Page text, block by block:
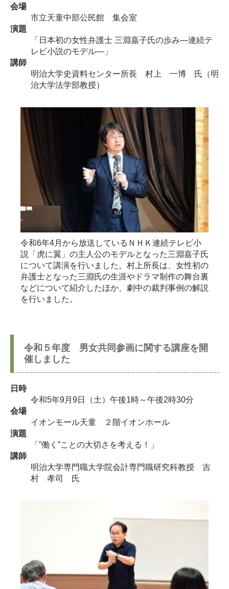
会場
市立天童中部公民館 集会室
演題
「日本初の女性弁護士 三淵嘉子氏の歩み―連続テ
レビ小説のモデル―」
講師
明治大学史資料センター所長 村上 一博 氏（明
治大学法学部教授）
令和6年4月から放送しているＮＨＫ連続テレビ小
説「虎に翼」の主人公のモデルとなった三淵嘉子氏
について講演を行いました。村上所長は、女性初の
弁護士となった三淵氏の生涯やドラマ制作の舞台裏
などについて紹介したほか、劇中の裁判事例の解説
を行いました。
令和５年度 男女共同参画に関する講座を開
催しました
日時
令和5年9月9日（土）午後1時～午後2時30分
会場
イオンモール天童 ２階イオンホール
演題
「”働く”ことの大切さを考える！」
講師
明治大学専門職大学院会計専門職研究科教授 吉
村 孝司 氏